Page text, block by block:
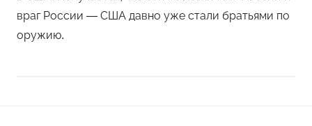
враг России — США давно уже стали братьями по
оружию.